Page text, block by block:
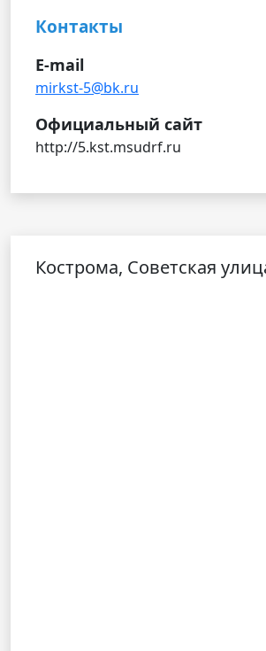
Контакты
E-mail
mirkst-5@bk.ru
Официальный сайт
http://5.kst.msudrf.ru
Кострома, Советская